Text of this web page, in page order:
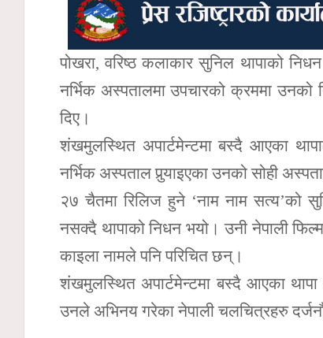
पोखरा, वरिष्ठ कलाकार सुनिल थापाको
नर्भिक अस्पतालमा उपचारको क्रममा उनको
दिए।
शंखमुलस्थित अपार्टमेन्टमा बस्दै आएका
नर्भिक अस्पताल पुर्‍याइएका उनको सोही
२७ चैतमा रिलिज हुने ‘नाम नाम सत्य’को
नसक्दै थापाको निधन भयो। उनी नेपाली
काइला नामले पनि परिचित छन्।
शंखमुलस्थित अपार्टमेन्टमा बस्दै आएका
उनले अभिनय गरेका नेपाली चलचित्रहरु